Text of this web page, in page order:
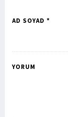
AD SOYAD *
YORUM